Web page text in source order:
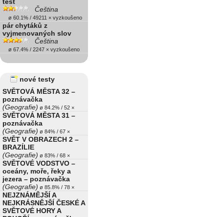
Čeština
ø 60.1% / 49211 × vyzkoušeno
pár chytáků z
vyjmenovaných slov
Čeština
ø 67.4% / 2247 × vyzkoušeno
nové testy
SVĚTOVÁ MĚSTA 32 –
poznávačka
(Geografie) ø 84.2% / 52 ×
SVĚTOVÁ MĚSTA 31 –
poznávačka
(Geografie) ø 84% / 67 ×
SVĚT V OBRAZECH 2 –
BRAZÍLIE
(Geografie) ø 83% / 68 ×
SVĚTOVÉ VODSTVO –
oceány, moře, řeky a
jezera – poznávačka
(Geografie) ø 85.8% / 78 ×
NEJZNÁMĚJŠÍ A
NEJKRÁSNĚJŠÍ ČESKÉ A
SVĚTOVÉ HORY A